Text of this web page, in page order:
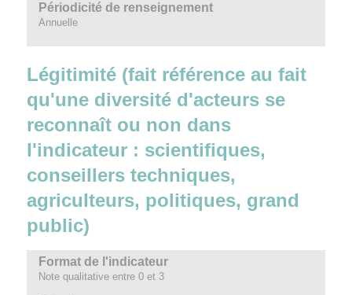
Périodicité de renseignement
Annuelle
Légitimité (fait référence au fait
qu'une diversité d'acteurs se
reconnaît ou non dans
l'indicateur : scientifiques,
conseillers techniques,
agriculteurs, politiques, grand
public)
Format de l'indicateur
Note qualitative entre 0 et 3